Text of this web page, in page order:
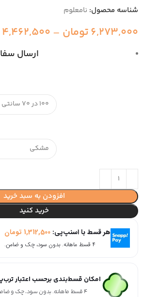
شناسه محصول: نامعلوم
6,273,000تومان –
4,462,500
ارسال سفارش 5 تا 7
افزودن به سبد خرید
خرید کنید
هر قسط با اسنپ‌پی:1,312,500 تومان
۴ قسط ماهانه. بدون سود، چک و ضامن.
امکان قسط‌بندی برحسب اعتبار
۴ قسط ماهانه. بدون سود، چک و ضامن.